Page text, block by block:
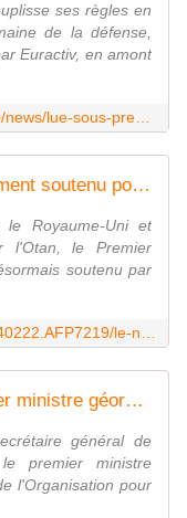
ses règles en
de la défense,
Euractiv, en amont
Le Néerlandais Mark Rutte largement soutenu pour prendre la tête de l'Otan
le Royaume-Uni et
l'Otan, le Premier
soutenu par
Le secrétaire général et le premier ministre géorgien s'entretiennent du renforcement des liens entre l'OTAN et Tbilissi
général de
premier ministre
l'Organisation pour